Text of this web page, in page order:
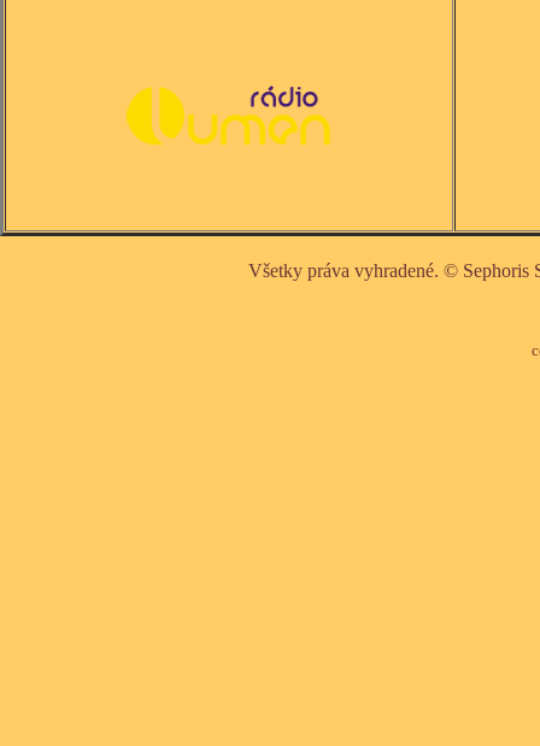
Všetky práva vyhradené. © Sephoris